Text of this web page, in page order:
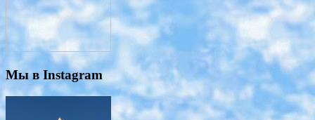
Мы в Instagram